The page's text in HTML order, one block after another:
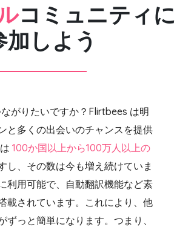
コミュニティに
加しよう
がりたいですか？Flirtbees は明
と多くの出会いのチャンスを提供
100か国以上から100万人以上の
し、その数は今も増え続けていま
利用可能で、自動翻訳機能など素
載されています。これにより、他
ずっと簡単になります。つまり、